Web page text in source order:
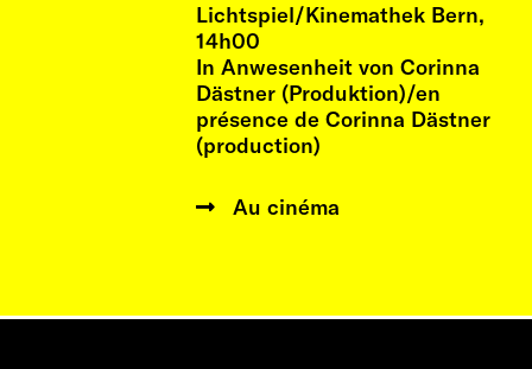
Lichtspiel/Kinemathek Bern,
14h00
In Anwesenheit von Corinna
Dästner (Produktion)/en
présence de Corinna Dästner
(production)
Au cinéma